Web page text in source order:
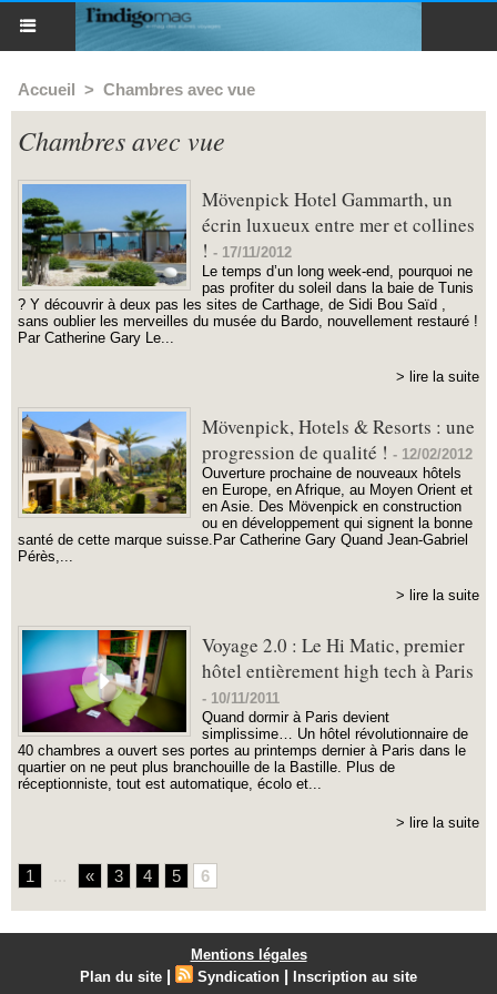
Accueil > Chambres avec vue
Chambres avec vue
Mövenpick Hotel Gammarth, un
écrin luxueux entre mer et collines
! - 17/11/2012
Le temps d’un long week-end, pourquoi ne
pas profiter du soleil dans la baie de Tunis
? Y découvrir à deux pas les sites de Carthage, de Sidi Bou Saïd ,
sans oublier les merveilles du musée du Bardo, nouvellement restauré !
Par Catherine Gary Le...
> lire la suite
Mövenpick, Hotels & Resorts : une
progression de qualité ! - 12/02/2012
Ouverture prochaine de nouveaux hôtels
en Europe, en Afrique, au Moyen Orient et
en Asie. Des Mövenpick en construction
ou en développement qui signent la bonne
santé de cette marque suisse.Par Catherine Gary Quand Jean-Gabriel
Pérès,...
> lire la suite
Voyage 2.0 : Le Hi Matic, premier
hôtel entièrement high tech à Paris
- 10/11/2011
Quand dormir à Paris devient
simplissime… Un hôtel révolutionnaire de
40 chambres a ouvert ses portes au printemps dernier à Paris dans le
quartier on ne peut plus branchouille de la Bastille. Plus de
réceptionniste, tout est automatique, écolo et...
> lire la suite
1 « 3 4 5 6
Mentions légales
Plan du site | Syndication | Inscription au site